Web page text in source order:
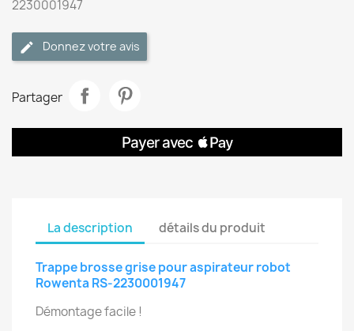
2230001947
Donnez votre avis
Partager
La description détails du produit
Trappe brosse grise pour aspirateur robot
Rowenta RS-2230001947
Démontage facile !